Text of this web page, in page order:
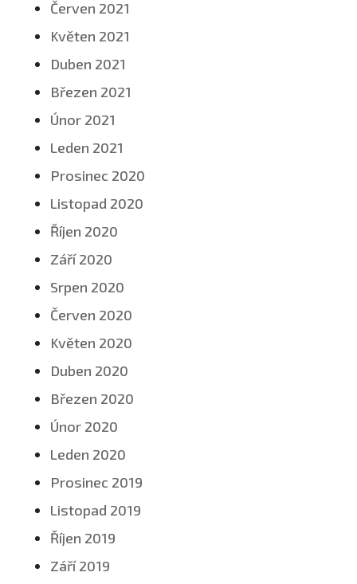
Červen 2021
Květen 2021
Duben 2021
Březen 2021
Únor 2021
Leden 2021
Prosinec 2020
Listopad 2020
Říjen 2020
Září 2020
Srpen 2020
Červen 2020
Květen 2020
Duben 2020
Březen 2020
Únor 2020
Leden 2020
Prosinec 2019
Listopad 2019
Říjen 2019
Září 2019